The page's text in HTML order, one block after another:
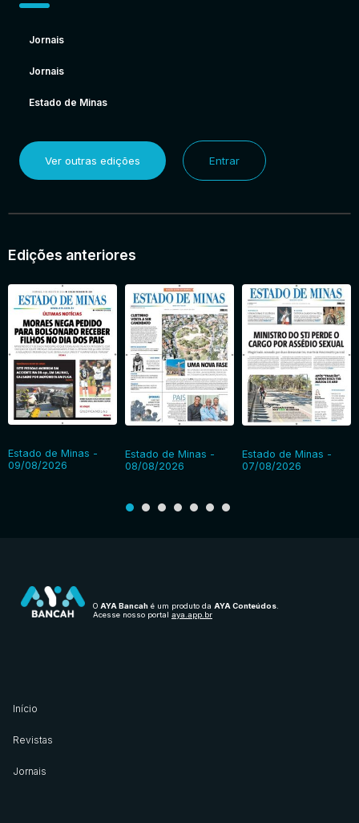
Jornais
Jornais
Estado de Minas
Ver outras edições Entrar
Edições anteriores
Estado de Minas -
09/08/2026
Estado de Minas -
08/08/2026
Estado de Minas -
07/08/2026
O AYA Bancah é um produto da AYA Conteúdos
Acesse nosso portal aya.app.br
Início
Revistas
Jornais